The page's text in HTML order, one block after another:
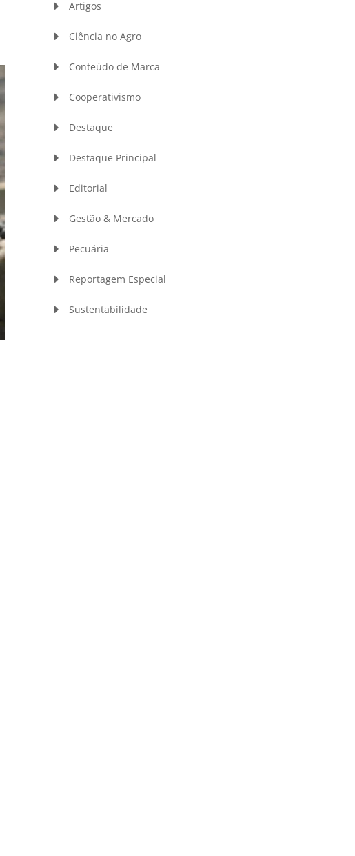
Artigos
Ciência no Agro
Conteúdo de Marca
Cooperativismo
Destaque
Destaque Principal
Editorial
Gestão & Mercado
Pecuária
Reportagem Especial
Sustentabilidade